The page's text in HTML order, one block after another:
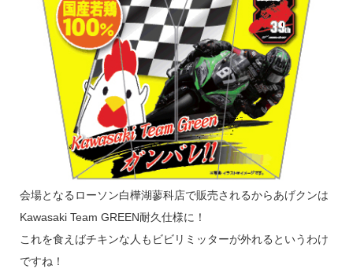
会場となるローソン白樺湖蓼科店で販売されるからあげクンは
Kawasaki Team GREEN耐久仕様に！
これを食えばチキンな人もビビリミッターが外れるというわけ
ですね！